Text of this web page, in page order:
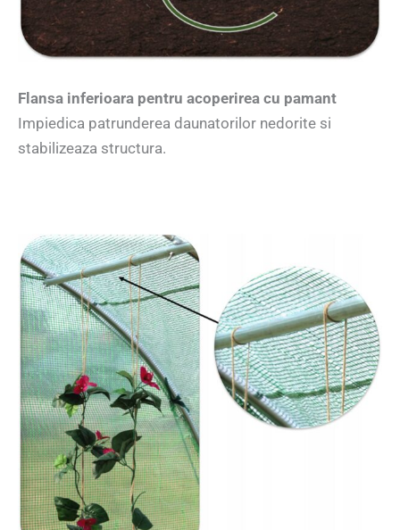
Flansa inferioara pentru acoperirea cu pamant
Impiedica patrunderea daunatorilor nedorite si
stabilizeaza structura.